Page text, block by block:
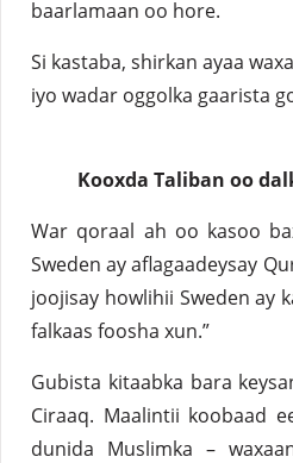
baarlamaan oo hore.
Si kastaba, shirkan ayaa
iyo wadar oggolka gaarista
Kooxda Taliban oo
War qoraal ah oo kasoo
Sweden ay aflagaadeysay
joojisay howlihii Sweden ay
falkaas foosha xun.”
Gubista kitaabka bara
Ciraaq. Maalintii koobaad
dunida Muslimka –